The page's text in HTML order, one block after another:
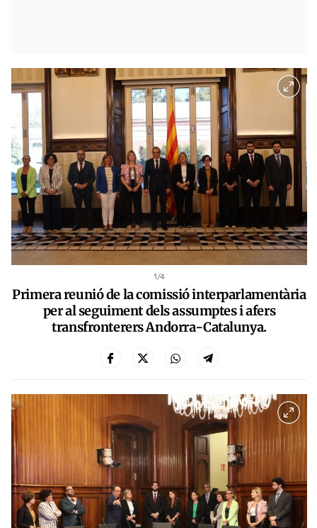
1/4
Primera reunió de la comissió interparlamentària
per al seguiment dels assumptes i afers
transfronterers Andorra-Catalunya.